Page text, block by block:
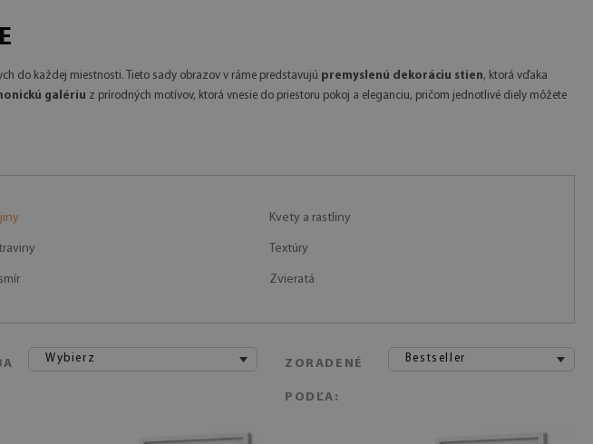
do každej miestnosti. Tieto sady obrazov v ráme predstavujú premyslenú dekoráciu stien, ktorá vďaka
galériu z prírodných motívov, ktorá vnesie do priestoru pokoj a eleganciu, pričom jednotlivé diely môžete
Kvety a rastliny
Textúry
Zvieratá
Wybierz ZORADENÉ
PODĽA:
Bestseller